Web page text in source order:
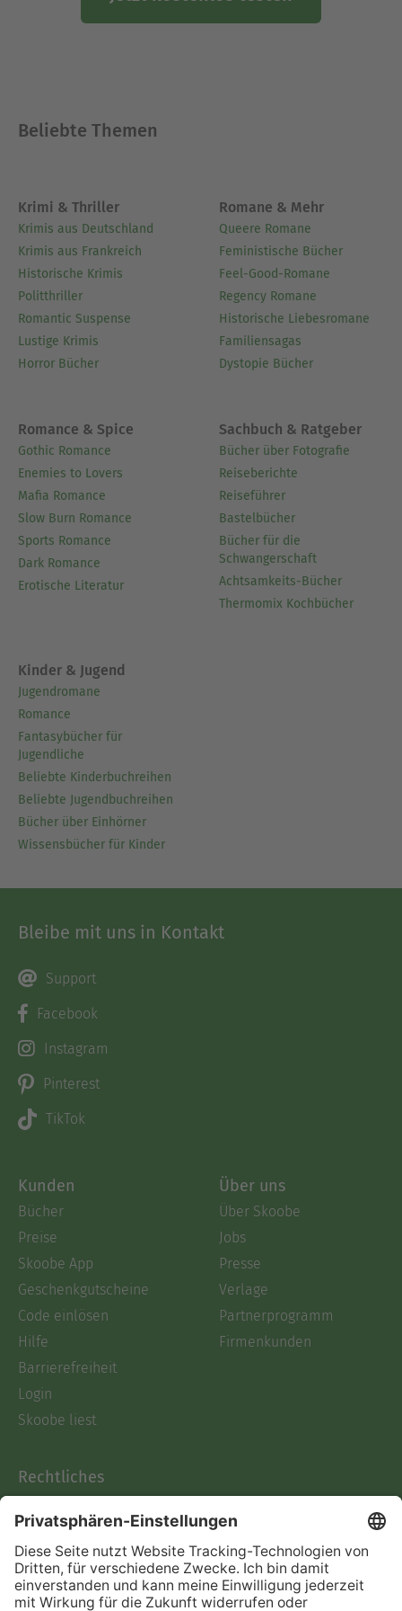
Beliebte Themen
Krimi & Thriller
Krimis aus Deutschland
Krimis aus Frankreich
Historische Krimis
Politthriller
Romantic Suspense
Lustige Krimis
Horror Bücher
Romane & Mehr
Queere Romane
Feministische Bücher
Feel-Good-Romane
Regency Romane
Historische Liebesromane
Familiensagas
Dystopie Bücher
Romance & Spice
Gothic Romance
Enemies to Lovers
Mafia Romance
Slow Burn Romance
Sports Romance
Dark Romance
Erotische Literatur
Sachbuch & Ratgeber
Bücher über Fotografie
Reiseberichte
Reiseführer
Bastelbücher
Bücher für die
Schwangerschaft
Achtsamkeits-Bücher
Thermomix Kochbücher
Kinder & Jugend
Jugendromane
Romance
Fantasybücher für
Jugendliche
Beliebte Kinderbuchreihen
Beliebte Jugendbuchreihen
Bücher über Einhörner
Wissensbücher für Kinder
Bleibe mit uns in Kontakt
Support
Facebook
Instagram
Pinterest
TikTok
Kunden
Bücher
Preise
Skoobe App
Geschenkgutscheine
Code einlösen
Hilfe
Barrierefreiheit
Login
Skoobe liest
Über uns
Über Skoobe
Jobs
Presse
Verlage
Partnerprogramm
Firmenkunden
Rechtliches
AGB
Informationen nach Data
Act
Verträge hier kündigen